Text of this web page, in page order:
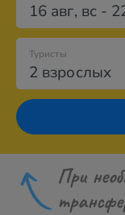
16 авг, вс-
2 взрослых
Туристы
При